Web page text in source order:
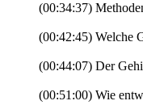
(00:34:37)
(00:42:45) Welche
(00:44:07) Der
(00:51:00) Wie